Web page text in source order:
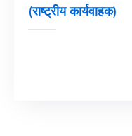
(राष्ट्रीय कार्यवाहक)